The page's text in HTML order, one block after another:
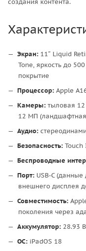
Экран: 11″ Liquid
Tone, яркость до
покрытие
Процессор: Apple
Камеры: тыловая
12 МП
Аудио:
Безопасность: Touch
Беспроводные
Порт: USB-C
внешнего дисплея
Совместимость:
поколения через
Аккумулятор: 28.93
ОС: iPadOS 18